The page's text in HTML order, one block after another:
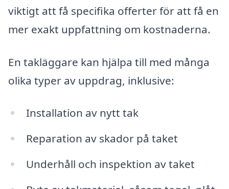
viktigt att få specifika offerter för att få en
mer exakt uppfattning om kostnaderna.
En takläggare kan hjälpa till med många
olika typer av uppdrag, inklusive:
Installation av nytt tak
Reparation av skador på taket
Underhåll och inspektion av taket